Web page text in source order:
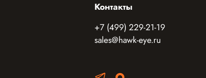
Контакты
+7 (499) 229-21-19
sales@hawk-eye.ru